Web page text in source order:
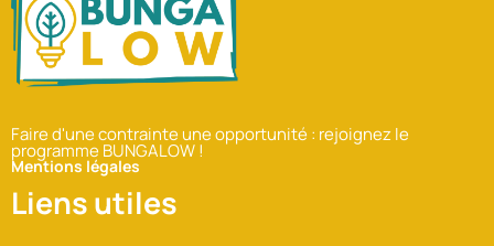
Faire d'une contrainte une opportunité : rejoignez le
programme BUNGALOW !
Mentions légales
Liens utiles